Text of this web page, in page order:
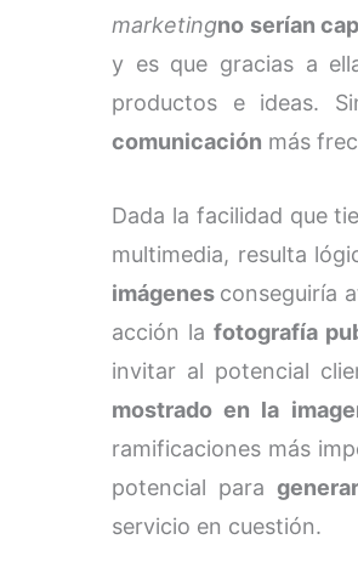
marketingno serían
y es que gracias a
productos e ideas.
comunicación más
Dada la facilidad que
multimedia, resulta
imágenes conseguiría
acción la fotografía
invitar al potencial
mostrado en la
ramificaciones más
potencial para
servicio en cuestión.